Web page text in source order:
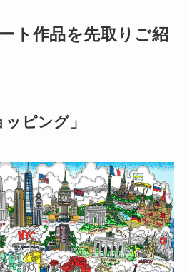
ト作品を先取りご紹
ッピング」